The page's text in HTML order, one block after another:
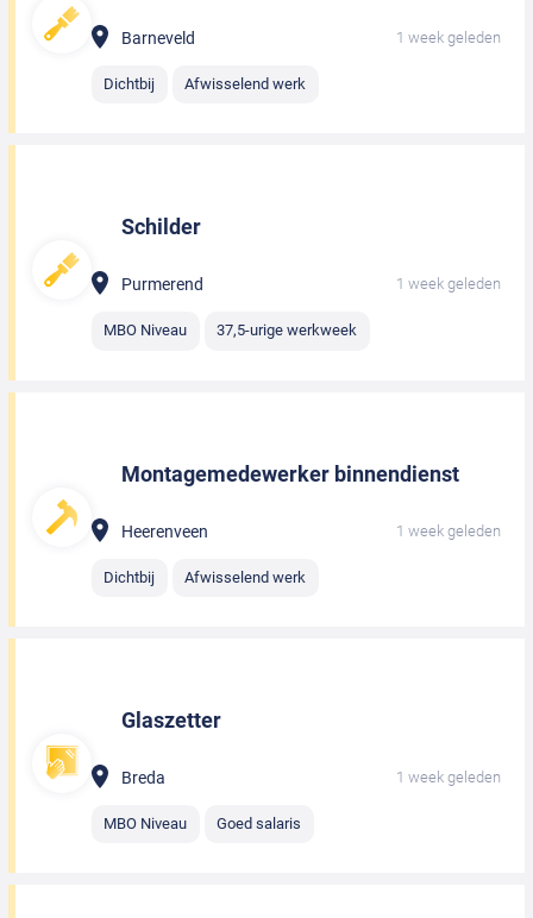
Barneveld 1 week geleden
Dichtbij Afwisselend werk
Schilder
Purmerend 1 week geleden
MBO Niveau 37,5-urige werkweek
Montagemedewerker binnendienst
Heerenveen 1 week geleden
Dichtbij Afwisselend werk
Glaszetter
Breda 1 week geleden
MBO Niveau Goed salaris